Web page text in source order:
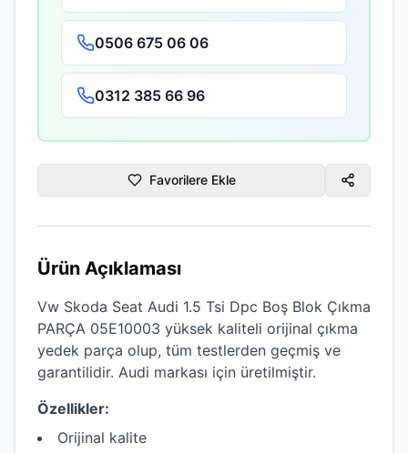
0506 675 06 06
0312 385 66 96
Favorilere Ekle
Ürün Açıklaması
Vw Skoda Seat Audi 1.5 Tsi Dpc Boş Blok Çıkma
PARÇA 05E10003 yüksek kaliteli orijinal çıkma
yedek parça olup, tüm testlerden geçmiş ve
garantilidir. Audi markası için üretilmiştir.
Özellikler:
Orijinal kalite